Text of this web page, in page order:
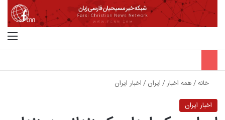
خانه/همه اخبار/ایران /اخبار ایران
اخبار ایران